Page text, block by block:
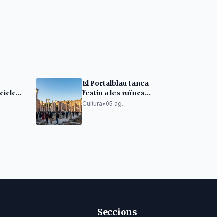
El Portalblau tanca
l'estiu a les ruïnes
d'Empúries
Cultura• 05 ag.
Seccions